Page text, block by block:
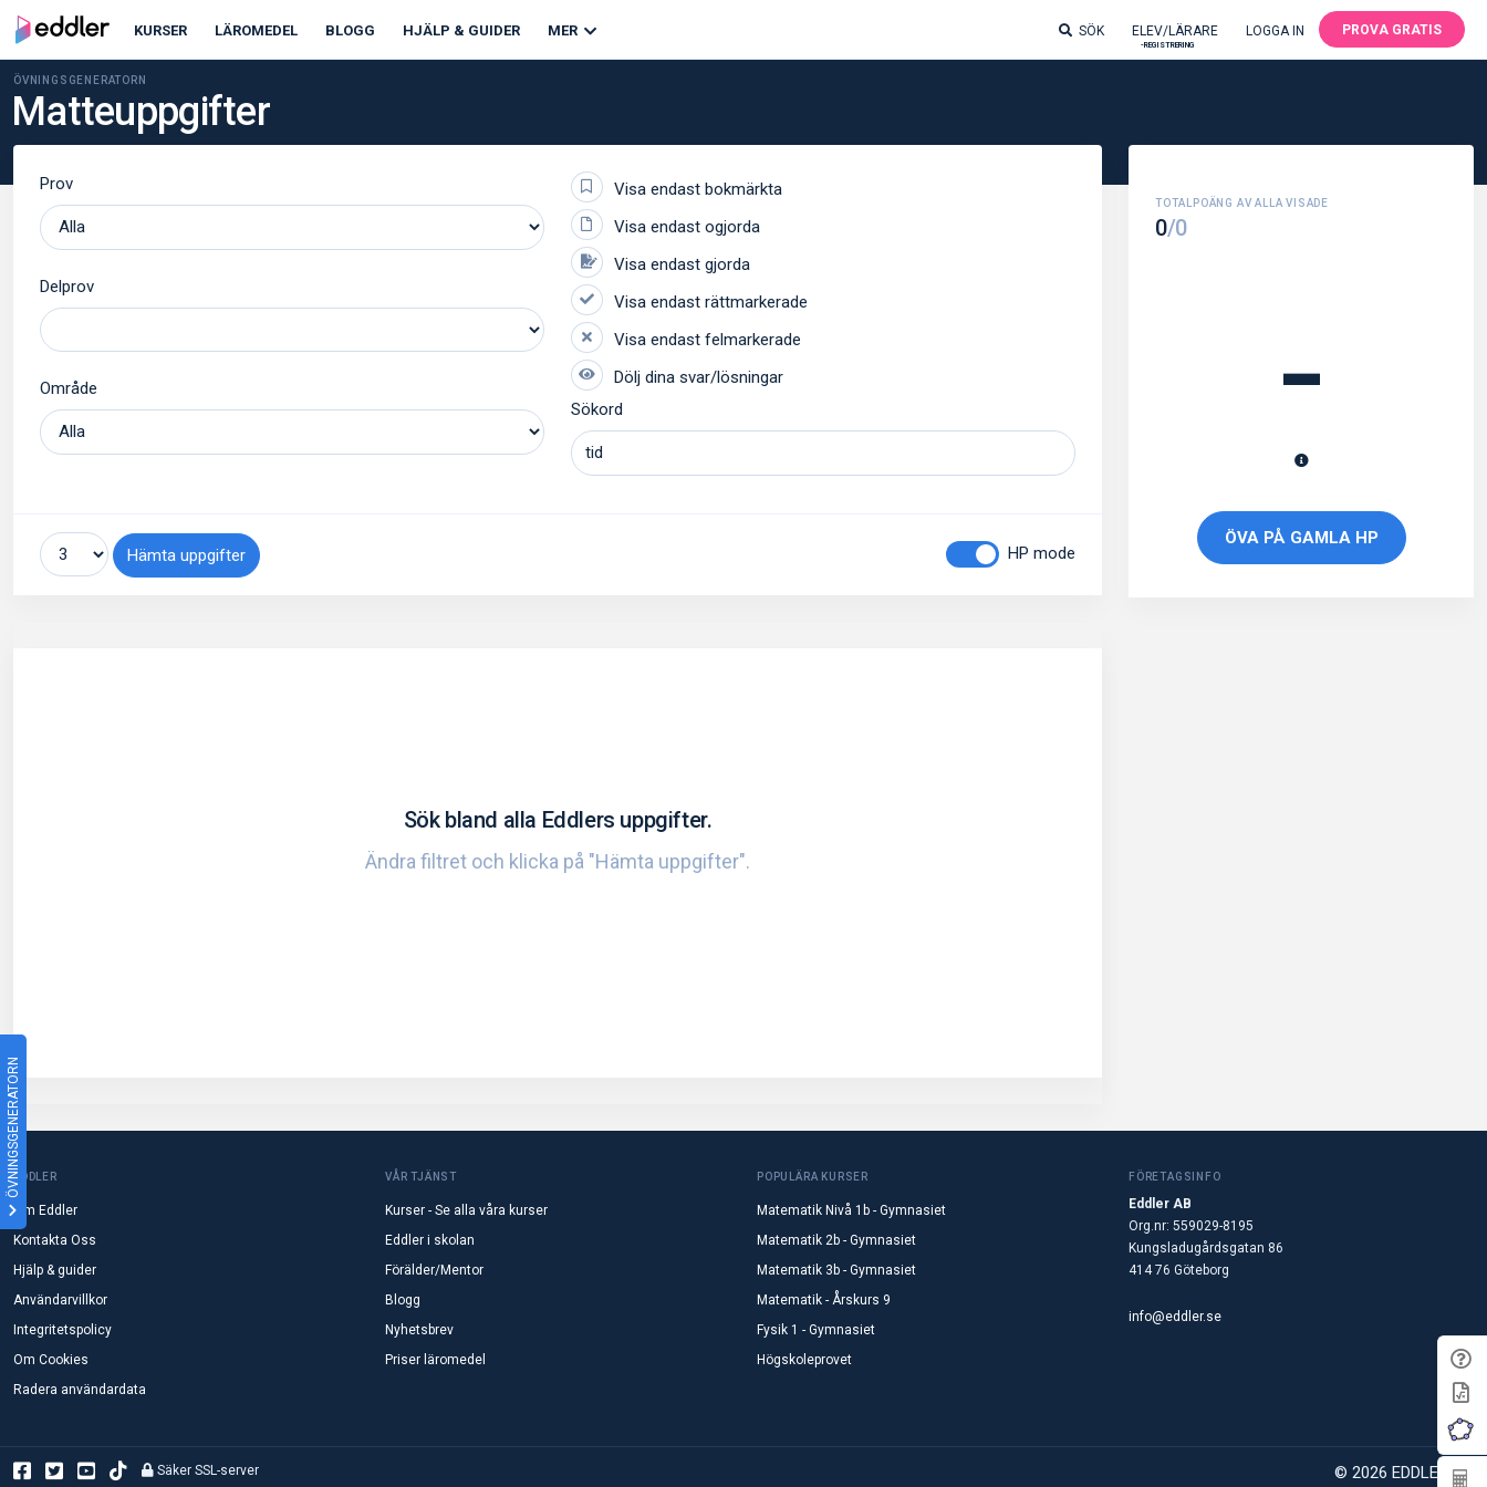
ÖVNINGSGENERATORN
KURSER LÄROMEDEL BLOGG HJÄLP & GUIDER MER SÖK ELEV/LÄRARE
-REGISTRERING
LOGGA IN PROVA GRATIS
ÖVNINGSGENERATORN
Matteuppgifter
Prov
Delprov
Område
Visa endast bokmärkta
Visa endast ogjorda
Visa endast gjorda
Dölj dina svar/lösningar
Sökord
Hämta uppgifter HP mode
Sök bland alla Eddlers uppgifter.
Ändra filtret och klicka på "Hämta uppgifter".
0/0
-
ÖVA PÅ GAMLA HP
EDDLER
Om Eddler
Kontakta Oss
Hjälp & guider
Användarvillkor
Integritetspolicy
Om Cookies
Radera användardata
VÅR TJÄNST
Kurser - Se alla våra kurser
Eddler i skolan
Förälder/Mentor
Blogg
Nyhetsbrev
Priser läromedel
POPULÄRA KURSER
Matematik Nivå 1b - Gymnasiet
Matematik 2b - Gymnasiet
Matematik 3b - Gymnasiet
Matematik - Årskurs 9
Fysik 1 - Gymnasiet
Högskoleprovet
FÖRETAGSINFO
Eddler AB
Org.nr: 559029-8195
Kungsladugårdsgatan 86
414 76 Göteborg
info@eddler.se
© 2026 EDDLER AB
Säker SSL-server